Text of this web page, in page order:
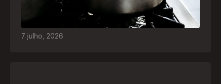
quais são os riscos e como agir em caso de
7 julho 2026